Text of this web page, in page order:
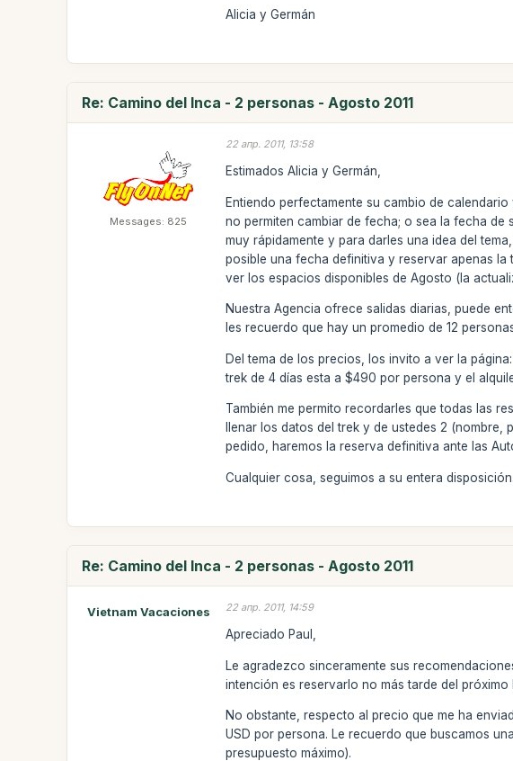
Alicia y Germán
Re: Camino del Inca - 2 personas - Agosto 2011
Messages: 825
22 апр. 2011, 13:58
Estimados Alicia y Germán,
Entiendo perfectamente su cambio de
no permiten cambiar de fecha; o sea la fecha de
muy rápidamente y para darles una idea del
posible una fecha definitiva y reservar apenas
ver los espacios disponibles de Agosto (la
Nuestra Agencia ofrece salidas diarias, puede
les recuerdo que hay un promedio de 12
Del tema de los precios, los invito a ver la
trek de 4 días esta a $490 por persona y el
También me permito recordarles que todas las
llenar los datos del trek y de ustedes 2
pedido, haremos la reserva definitiva ante las
Cualquier cosa, seguimos a su entera
Re: Camino del Inca - 2 personas - Agosto 2011
Vietnam Vacaciones 22 апр. 2011, 14:59
Apreciado Paul,
Le agradezco sinceramente sus
intención es reservarlo no más tarde del próximo
No obstante, respecto al precio que me ha
USD por persona. Le recuerdo que buscamos
presupuesto máximo).